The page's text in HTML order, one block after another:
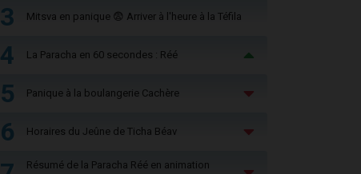
3 Mitsva en panique 😨 Arriver à l'heure à la Téfila
4 La Paracha en 60 secondes : Réé
5 Panique à la boulangerie Cachère
6 Horaires du Jeûne de Ticha Béav
Résumé de la Paracha Réé en animation